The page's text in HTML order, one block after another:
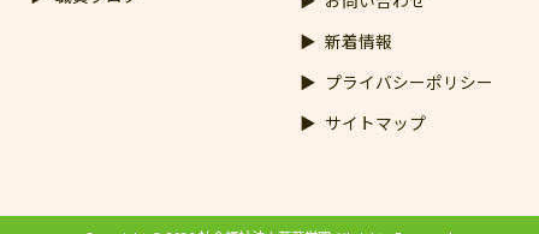
新着情報
プライバシーポリシー
サイトマップ